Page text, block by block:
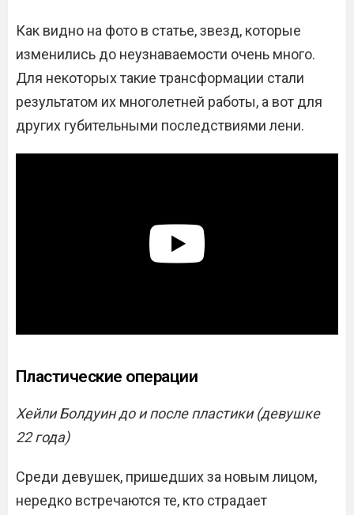
Как видно на фото в статье, звезд, которые
изменились до неузнаваемости очень много.
Для некоторых такие трансформации стали
результатом их многолетней работы, а вот для
других губительными последствиями лени.
Пластические операции
Хейли Болдуин до и после пластики (девушке
22 года)
Среди девушек, пришедших за новым лицом,
нередко встречаются те, кто страдает